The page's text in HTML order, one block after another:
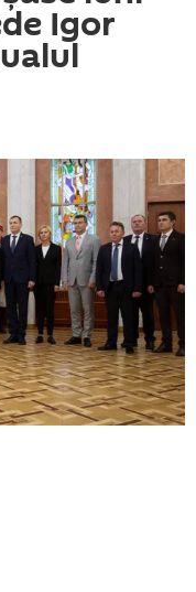
Igor